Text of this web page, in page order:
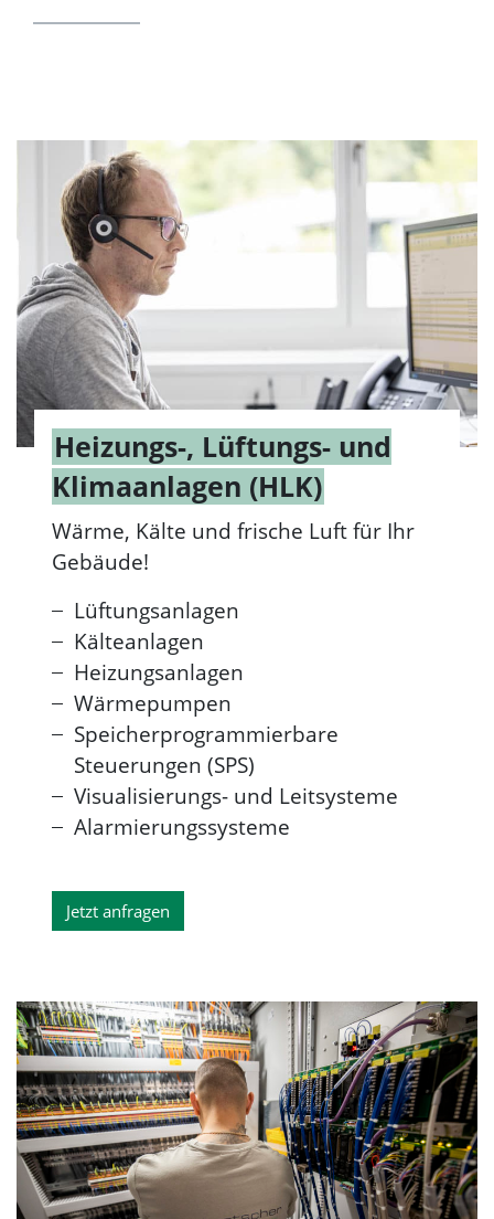
Heizungs-, Lüftungs- und
Klimaanlagen (HLK)
Wärme, Kälte und frische Luft für Ihr
Gebäude!
Lüftungsanlagen
Kälteanlagen
Heizungsanlagen
Wärmepumpen
Speicherprogrammierbare
Steuerungen (SPS)
Visualisierungs- und Leitsysteme
Alarmierungssysteme
Jetzt anfragen